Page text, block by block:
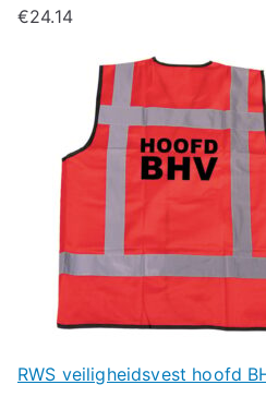
€24.14
RWS veiligheidsvest hoofd